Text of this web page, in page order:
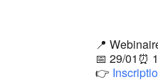
📍
📅 29/01⏰
👉